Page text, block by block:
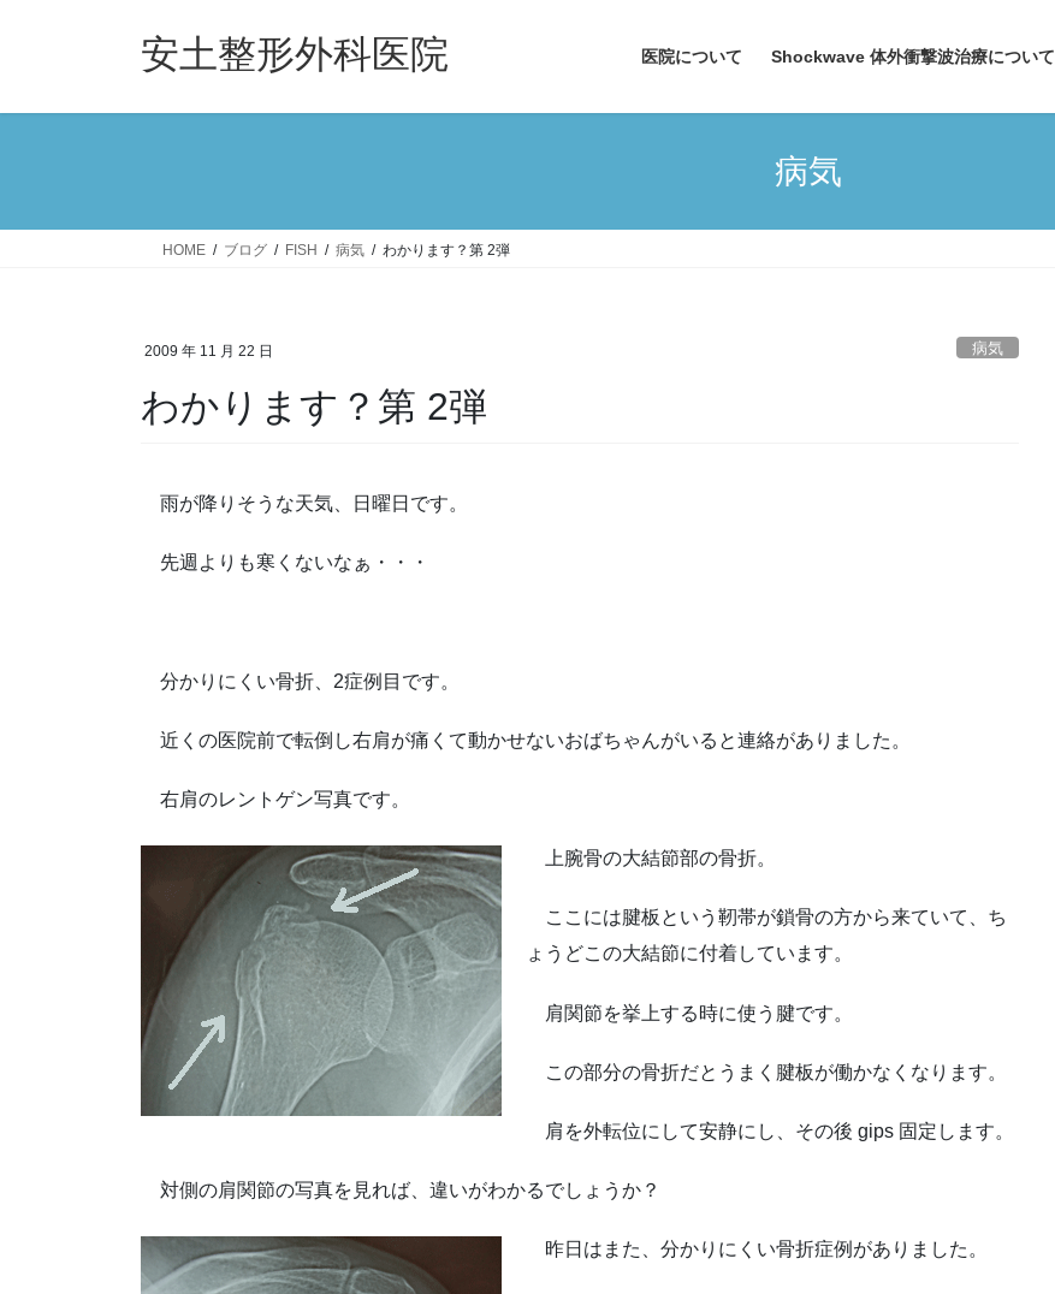
安土整形外科医院 医院について Shockwave 体外衝撃波治療について
病気
HOME ブログ FISH 病気 わかります？第 2弾
2009 年 11 月 22 日 病気
わかります？第 2弾
雨が降りそうな天気、日曜日です。
先週よりも寒くないなぁ・・・
分かりにくい骨折、2症例目です。
近くの医院前で転倒し右肩が痛くて動かせないおばちゃんがいると連絡がありました。
右肩のレントゲン写真です。
上腕骨の大結節部の骨折。
ここには腱板という靭帯が鎖骨の方から来ていて、ち
ょうどこの大結節に付着しています。
肩関節を挙上する時に使う腱です。
この部分の骨折だとうまく腱板が働かなくなります。
肩を外転位にして安静にし、その後 gips 固定します。
対側の肩関節の写真を見れば、違いがわかるでしょうか？
昨日はまた、分かりにくい骨折症例がありました。